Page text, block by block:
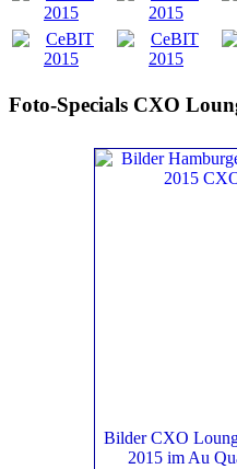
Foto-Specials CXO
Bilder CXO
2015 im Au